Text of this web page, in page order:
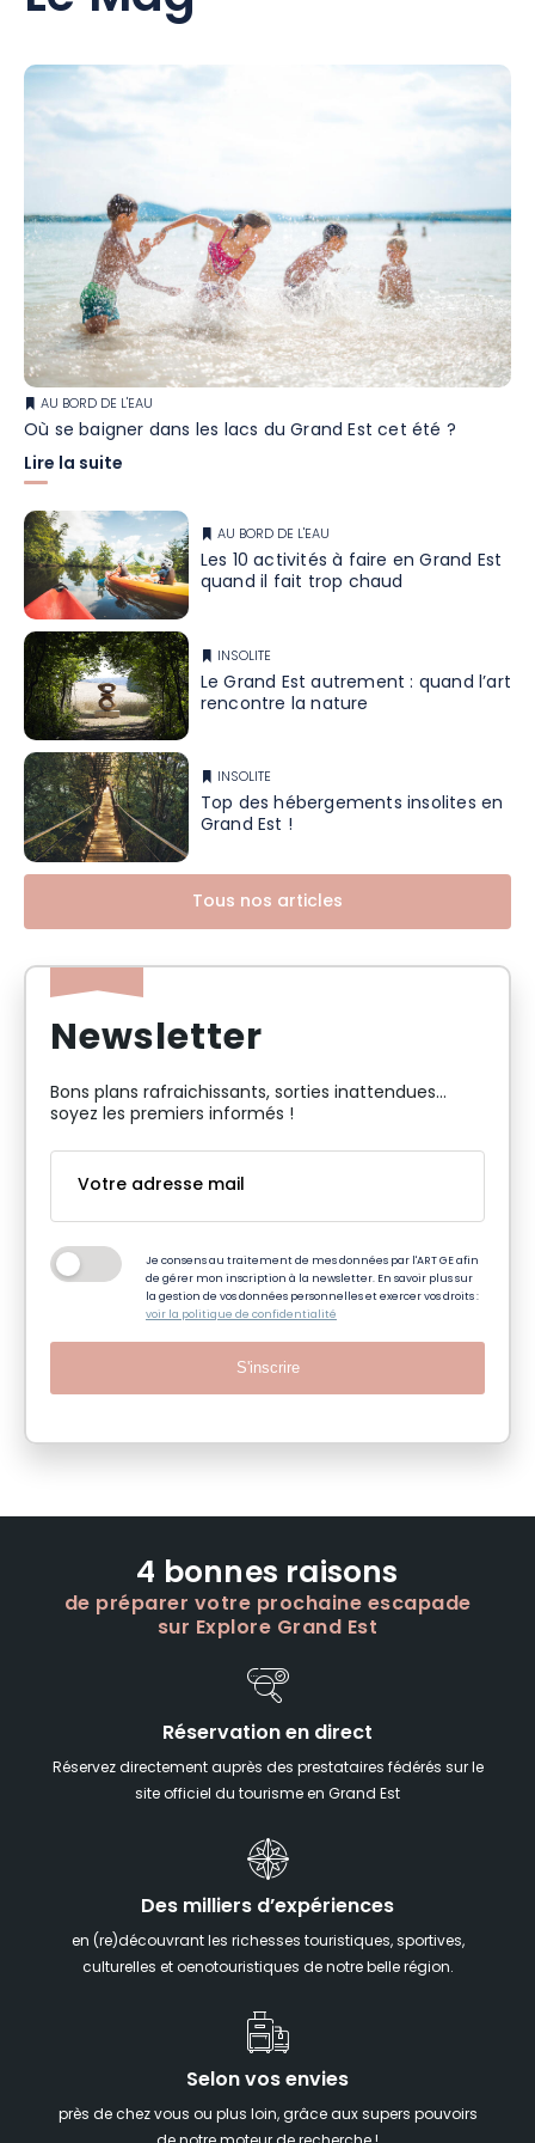
AU BORD DE L'EAU
Où se baigner dans les lacs du Grand Est cet été ?
Lire la suite
AU BORD DE L'EAU
Les 10 activités à faire en Grand Est
quand il fait trop chaud
INSOLITE
Le Grand Est autrement : quand l’art
rencontre la nature
INSOLITE
Top des hébergements insolites en
Grand Est !
Tous nos articles
Newsletter
Bons plans rafraichissants, sorties inattendues…
soyez les premiers informés !
Je consens au traitement de mes données par l'ART GE afin
de gérer mon inscription à la newsletter. En savoir plus sur
la gestion de vos données personnelles et exercer vos droits :
voir la politique de confidentialité
S'inscrire
4 bonnes raisons
de préparer votre prochaine escapade
sur Explore Grand Est
Réservation en direct
Réservez directement auprès des prestataires fédérés sur le
site officiel du tourisme en Grand Est
Des milliers d’expériences
en (re)découvrant les richesses touristiques, sportives,
culturelles et oenotouristiques de notre belle région.
Selon vos envies
près de chez vous ou plus loin, grâce aux supers pouvoirs